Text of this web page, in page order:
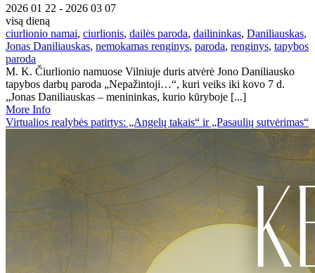
2026 01 22 - 2026 03 07
visą dieną
ciurlionio namai, ciurlionis, dailės paroda, dailininkas, Daniliauskas,
Jonas Daniliauskas, nemokamas renginys, paroda, renginys, tapybos
paroda
M. K. Čiurlionio namuose Vilniuje duris atvėrė Jono Daniliausko
tapybos darbų paroda „Nepažintoji…“, kuri veiks iki kovo 7 d.
„Jonas Daniliauskas – menininkas, kurio kūryboje [...]
More Info
Virtualios realybės patirtys: „Angelų takais“ ir „Pasaulių sutvėrimas“